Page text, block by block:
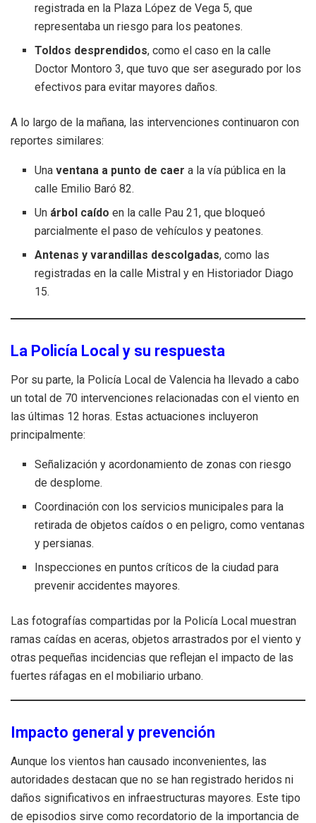
registrada en la Plaza López de Vega 5, que
representaba un riesgo para los peatones.
Toldos desprendidos, como el caso en la calle
Doctor Montoro 3, que tuvo que ser asegurado por los
efectivos para evitar mayores daños.
A lo largo de la mañana, las intervenciones continuaron con
reportes similares:
Unaventana a punto de caer a la vía pública en la
calle Emilio Baró 82.
Un árbol caído en la calle Pau 21, que bloqueó
parcialmente el paso de vehículos y peatones.
Antenas y varandillas descolgadas, como las
registradas en la calle Mistral y en Historiador Diago
15.
La Policía Local y su respuesta
Por su parte, la Policía Local de Valencia ha llevado a cabo
un total de 70 intervenciones relacionadas con el viento en
las últimas 12 horas. Estas actuaciones incluyeron
principalmente:
Señalización y acordonamiento de zonas con riesgo
de desplome.
Coordinación con los servicios municipales para la
retirada de objetos caídos o en peligro, como ventanas
y persianas.
Inspecciones en puntos críticos de la ciudad para
prevenir accidentes mayores.
Las fotografías compartidas por la Policía Local muestran
ramas caídas en aceras, objetos arrastrados por el viento y
otras pequeñas incidencias que reflejan el impacto de las
fuertes ráfagas en el mobiliario urbano.
Impacto general y prevención
Aunque los vientos han causado inconvenientes, las
autoridades destacan que no se han registrado heridos ni
daños significativos en infraestructuras mayores. Este tipo
de episodios sirve como recordatorio de la importancia de